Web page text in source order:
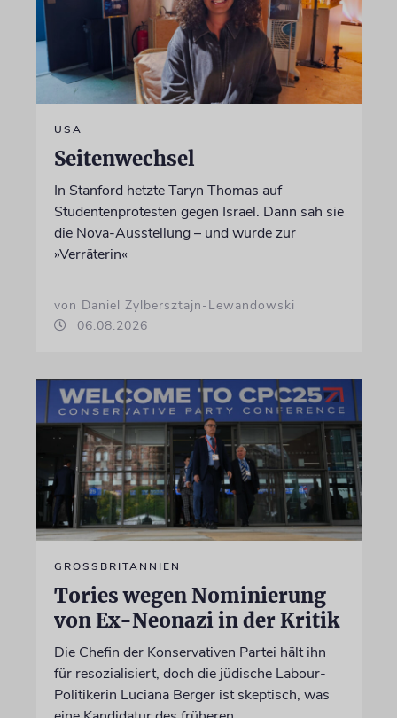
USA
Seitenwechsel
In Stanford hetzte Taryn Thomas auf
Studentenprotesten gegen Israel. Dann sah sie
die Nova-Ausstellung – und wurde zur
»Verräterin«
von Daniel Zylbersztajn-Lewandowski
06.08.2026
GROSSBRITANNIEN
Tories wegen Nominierung
von Ex-Neonazi in der Kritik
Die Chefin der Konservativen Partei hält ihn
für resozialisiert, doch die jüdische Labour-
Politikerin Luciana Berger ist skeptisch, was